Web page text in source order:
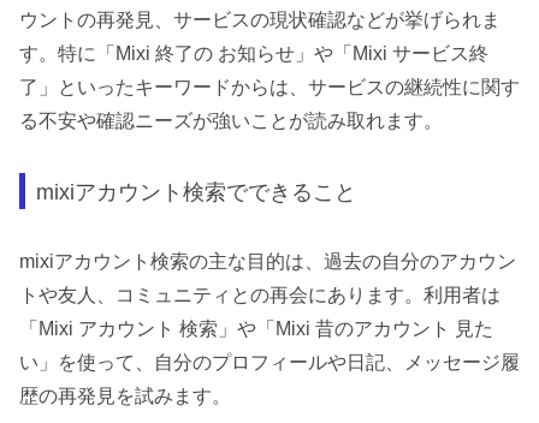
ウントの再発見、サービスの現状確認などが挙げられま
す。特に「Mixi 終了の お知らせ」や「Mixi サービス終
了」といったキーワードからは、サービスの継続性に関す
る不安や確認ニーズが強いことが読み取れます。
mixiアカウント検索でできること
mixiアカウント検索の主な目的は、過去の自分のアカウン
トや友人、コミュニティとの再会にあります。利用者は
「Mixi アカウント 検索」や「Mixi 昔のアカウント 見た
い」を使って、自分のプロフィールや日記、メッセージ履
歴の再発見を試みます。